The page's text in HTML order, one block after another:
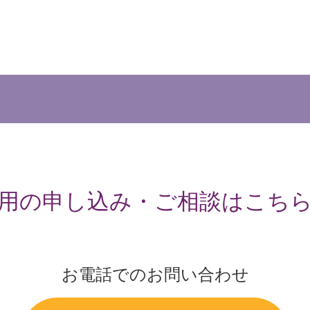
の申し込み・ご相談はこち
お電話でのお問い合わせ